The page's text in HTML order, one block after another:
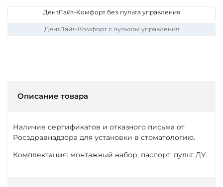
ДентЛайт-Комфорт без пульта управления
ДентЛайт-Комфорт с пультом управления
Описание товара
Наличие сертификатов и отказного письма от
Росздравнадзора для установки в стоматологию.
Комплектация: монтажный набор, паспорт, пульт ДУ.